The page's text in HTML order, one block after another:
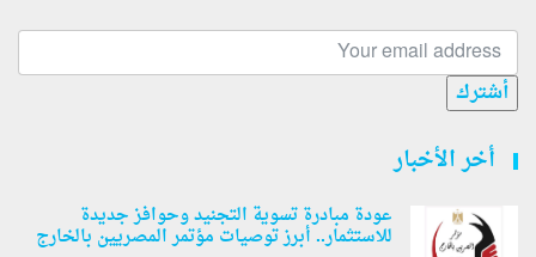
أشترك
أخر الأخبار
عودة مبادرة تسوية التجنيد وحوافز جديدة
للاستثمار.. أبرز توصيات مؤتمر المصريين بالخارج